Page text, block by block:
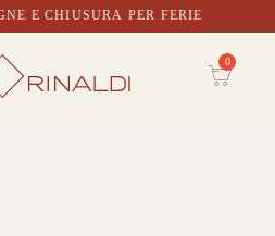
E CHIUSURA PER FERIE